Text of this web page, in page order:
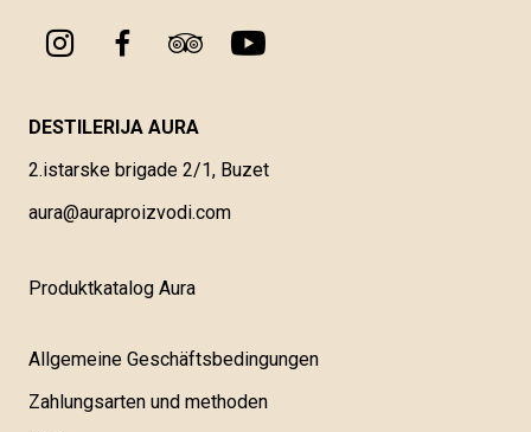
DESTILERIJA AURA
2.istarske brigade 2/1, Buzet
aura@auraproizvodi.com
Produktkatalog Aura
Allgemeine Geschäftsbedingungen
Zahlungsarten und methoden